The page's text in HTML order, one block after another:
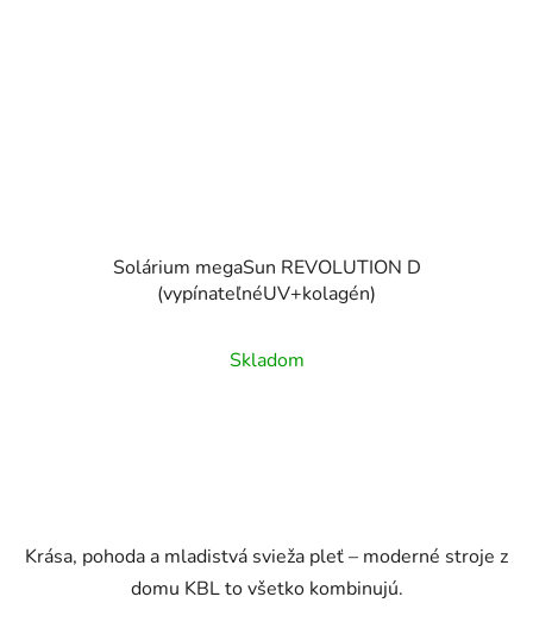
Solárium megaSun REVOLUTION D
(vypínateľnéUV+kolagén)
Skladom
Krása, pohoda a mladistvá svieža pleť – moderné stroje z
domu KBL to všetko kombinujú.